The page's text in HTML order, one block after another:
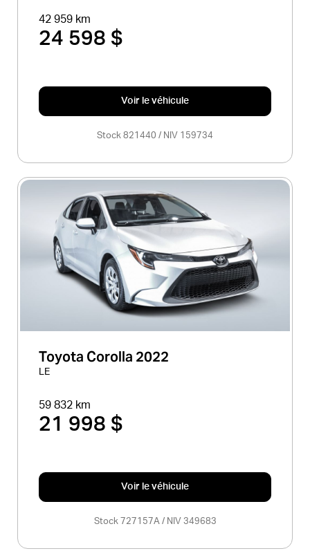
42 959 km
24 598 $
Voir le véhicule
Stock 821440 / NIV 159734
Toyota Corolla 2022
LE
59 832 km
21 998 $
Voir le véhicule
Stock 727157A / NIV 349683